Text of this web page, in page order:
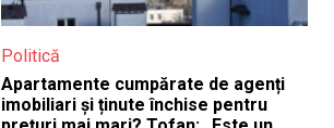
Politică
Apartamente cumpărate de agenți
imobiliari și ținute închise pentru